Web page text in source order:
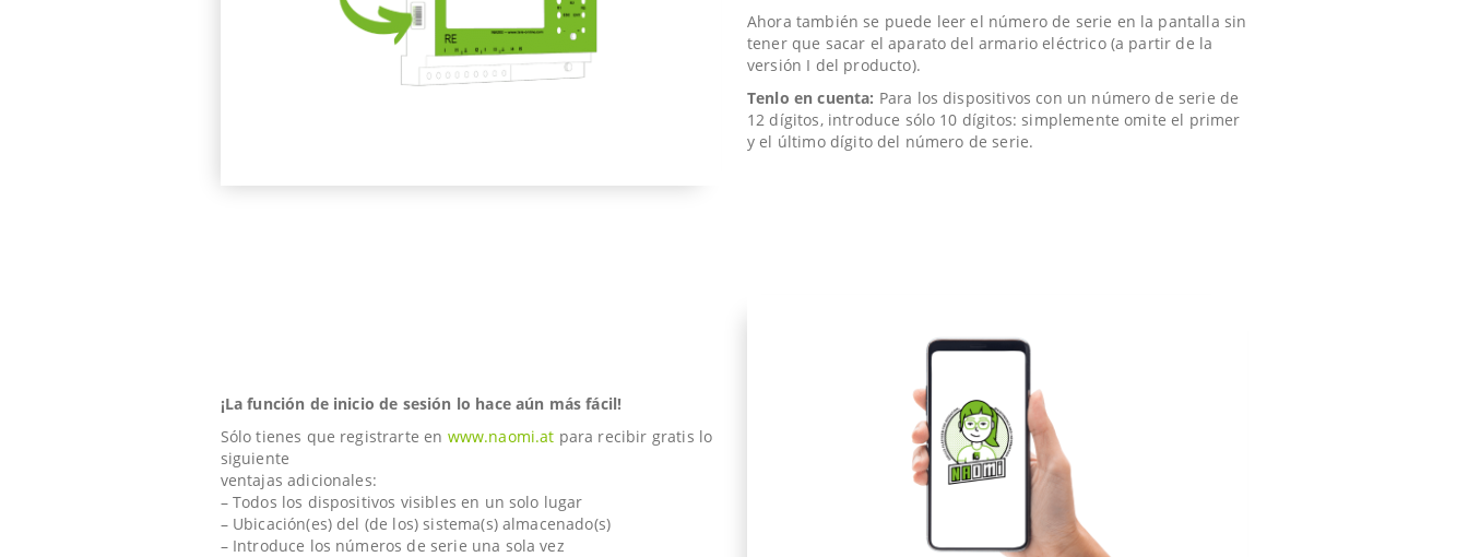
Ahora también se puede leer el número de serie en la pantalla sin
tener que sacar el aparato del armario eléctrico (a partir de la
versión I del producto).
Tenlo en cuenta: Para los dispositivos con un número de serie de
12 dígitos, introduce sólo 10 dígitos: simplemente omite el primer
y el último dígito del número de serie.
¡La función de inicio de sesión lo hace aún más fácil!
Sólo tienes que registrarte en www.naomi.at para recibir gratis lo
siguiente
ventajas adicionales:
– Todos los dispositivos visibles en un solo lugar
– Ubicación(es) del (de los) sistema(s) almacenado(s)
– Introduce los números de serie una sola vez